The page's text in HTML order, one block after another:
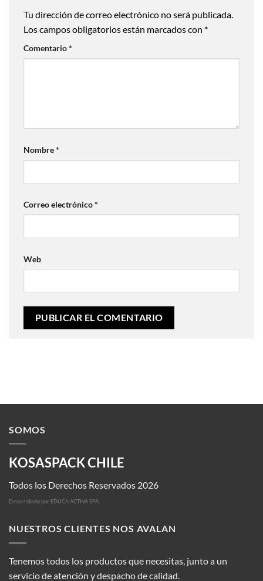
Tu dirección de correo electrónico no será publicada.
Los campos obligatorios están marcados con *
Comentario*
Nombre*
Correo electrónico*
Web
SOMOS
KOSASPACK CHILE
Todos los Derechos Reservados 2026
Desarrollado por EDUCA ACTIVA SPA
NUESTROS CLIENTES NOS AVALAN
Tenemos todos los productos que necesitas, junto a un
servicio de atención y despacho de calidad.